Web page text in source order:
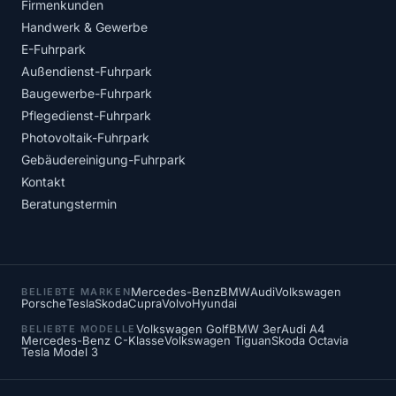
Firmenkunden
Handwerk & Gewerbe
E-Fuhrpark
Außendienst-Fuhrpark
Baugewerbe-Fuhrpark
Pflegedienst-Fuhrpark
Photovoltaik-Fuhrpark
Gebäudereinigung-Fuhrpark
Kontakt
Beratungstermin
BELIEBTE MARKENMercedes-BenzBMWAudiVolkswagen
PorscheTeslaSkodaCupraVolvoHyundai
BELIEBTE MODELLE Volkswagen GolfBMW 3erAudi A4
Mercedes-Benz C-KlasseVolkswagen TiguanSkoda Octavia
Tesla Model 3